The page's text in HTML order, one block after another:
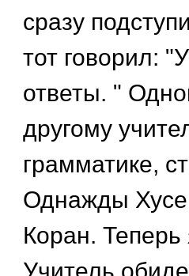
сразу
тот говорил:
ответы. "
другому
грамматике,
Однажды
Коран. Теперь
Учитель